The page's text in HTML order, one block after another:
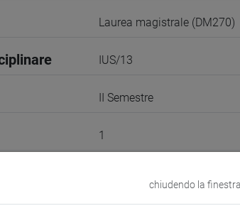
Laurea magistrale (DM270)
IUS/13
II Semestre
1
chiudendo la